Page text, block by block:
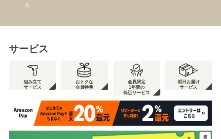
品
サービス
組み立て
サービス
おトクな
会員特典
会員限定
1年間の
保証サービス
明日お届け
サービス